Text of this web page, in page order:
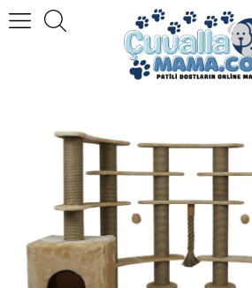
Kedi Tırmalama Tahtası